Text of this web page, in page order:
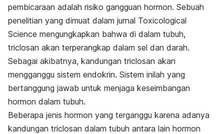
pembicaraan adalah risiko gangguan hormon. Sebuah
penelitian yang dimuat dalam jurnal Toxicological
Science mengungkapkan bahwa di dalam tubuh,
triclosan akan terperangkap dalam sel dan darah.
Sebagai akibatnya, kandungan triclosan akan
mengganggu sistem endokrin. Sistem inilah yang
bertanggung jawab untuk menjaga keseimbangan
hormon dalam tubuh.
Beberapa jenis hormon yang terganggu karena adanya
kandungan triclosan dalam tubuh antara lain hormon